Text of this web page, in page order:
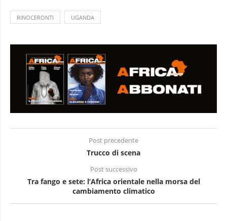
RINOCERONTI UGANDA
Post precedente
Trucco di scena
Post successivo
Tra fango e sete: l’Africa orientale nella morsa del
cambiamento climatico